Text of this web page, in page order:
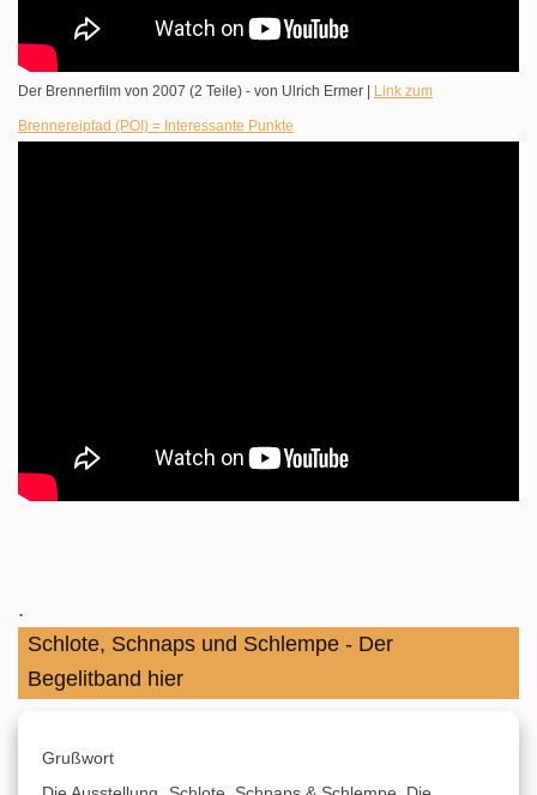
Der Brennerfilm von 2007 (2 Teile) - von Ulrich Ermer | Link zum
Brennereipfad (POI) = Interessante Punkte
.
Schlote, Schnaps und Schlempe - Der
Begelitband hier
Grußwort